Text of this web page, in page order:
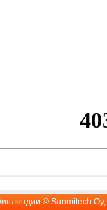
© Suomitech Oy